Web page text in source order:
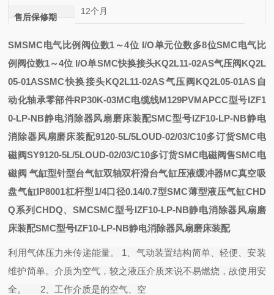
售后保修期
12个月
SMSMC电气比例阀位数1～4位 I/O单元位数多8位SMC电气比
例阀位数1～4位 I/O单SMC快换接头KQ2L11-02AS气压阀KQ2L
05-01ASSMC快换接头KQ2L11-02AS气压阀KQ2L05-01AS 自
动化轴承零部件RP30K-03MC电缆线M129PVMAPCC型号IZF1
0-LP-NB静电消除器风扇磨床装配SMC型号IZF10-LP-NB静电
消除器风扇磨床装配9120-5L/5LOUD-02/03/C10多订货SMC电
磁阀SY9120-5L/5LOUD-02/03/C10多订货SMC电磁阀售SMC电
磁阀 气缸型针型台气缸双轴双杆滑台气缸压液缓冲器MC真空吸
盘气缸IP8001杠杆型1/4口径0.14/0.7型SMC薄型液压气缸CHD
Q系列CHDQ、SMCSMC型号IZF10-LP-NB静电消除器风扇磨
床装配SMC型号IZF10-LP-NB静电消除器风扇磨床装配
利用气体压力来传递能量。 1、气动装置结构简单、轻便、安装
维护简单。介质为空气，较之液压介质来说不易燃烧，故使用安
全。 2、工作介质是的空气、空